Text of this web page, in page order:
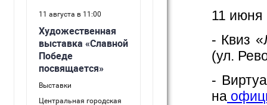
11 июня
- Квиз
(ул.
-
на